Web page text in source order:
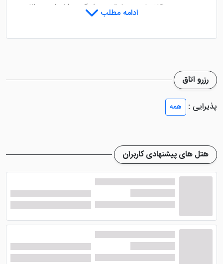
بدین جهت اتاق‌هایی بسیار تمیز و شیک در اختیار میهمانان
هتل وکیل شیراز اتاق های خود را به امکانات خوبی نظیر
... تجهیز کرده است. همین امکانات رفاهی موجب می‌شود تا
میهمانان با اقامت در این هتل شیراز حس خوشایندی داشته
باشند.
باشد که به حمام وکیل، بازار وکیل و ... نزدیک می‌باشد.
شماره تلفن هتل سنتی وکیل شیراز جهت رزرو تلفنی
کارایی ندارد و رزرو اینترنتی جایگزین تمامی رزروهای قدیمی
شده است.
هتل وکیل شیراز دارای رستوران، کافی‌شاپ، آسانسور، لاندری،
ترانسفر، تاکسی سرویس و... می‌باشد. این هتل اقامتی
مقرون به صرفه اما شیک و نزدیک به بهترین منطقه
گردشگری شیراز را به شما هدیه می‌دهد
ادامه مطلب
رزرو اتاق
پذیرایی :
همه
هتل های پیشنهادی کاربران